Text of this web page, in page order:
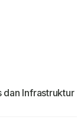
dan Infrastruktur